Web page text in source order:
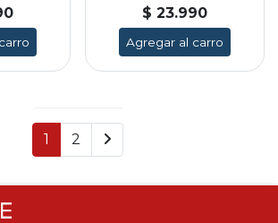
$ 23.990
Agregar al carro
1 2